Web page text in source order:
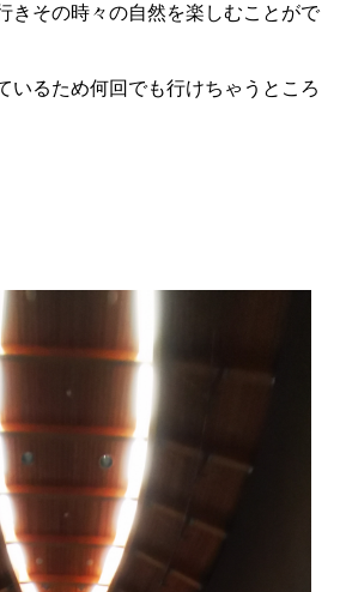
きその時々の自然を楽しむことがで
いるため何回でも行けちゃうところ